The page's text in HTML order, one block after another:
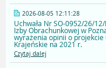
2026-08-05 12:11:28
Uchwała Nr SO-0952/26/
Izby Obrachunkowej w
wyrażenia opinii o projekcie
Krajeńskie na 2021 r.
Czytaj dalej